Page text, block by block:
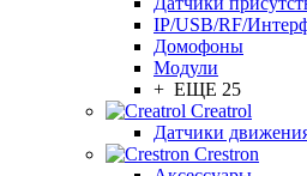
IP/USB/RF/
Домофоны
Модули
+ ЕЩЕ 25
Creatrol
Датчики
Crestron